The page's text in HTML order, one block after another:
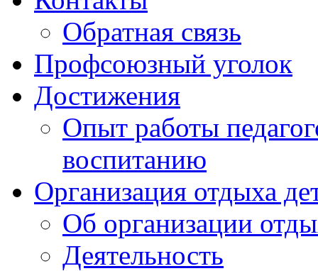
Обратная связь
Профсоюзный уголок
Достижения
Опыт работы
воспитанию
Организация отдыха
Об организации
Деятельность